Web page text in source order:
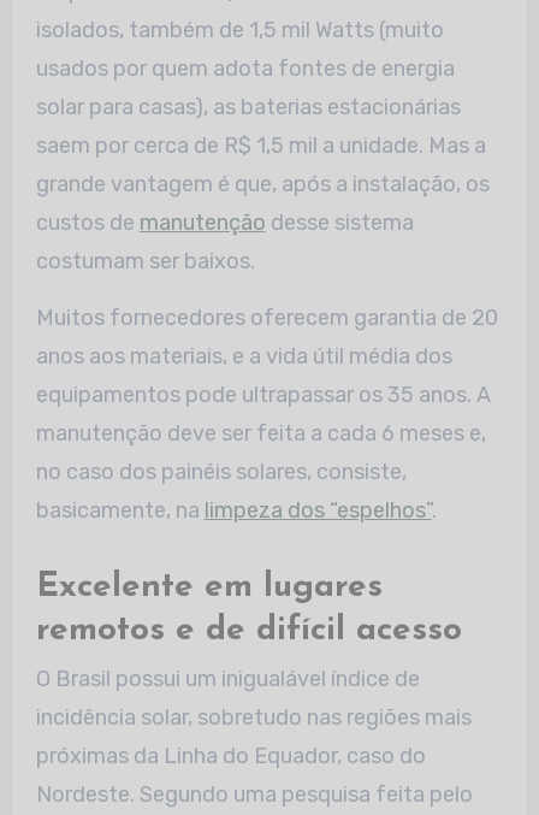
isolados, também de 1,5 mil Watts (muito
usados por quem adota fontes de energia
solar para casas), as baterias estacionárias
saem por cerca de R$ 1,5 mil a unidade. Mas a
grande vantagem é que, após a instalação, os
custos de manutenção desse sistema
costumam ser baixos.
Muitos fornecedores oferecem garantia de 20
anos aos materiais, e a vida útil média dos
equipamentos pode ultrapassar os 35 anos. A
manutenção deve ser feita a cada 6 meses e,
no caso dos painéis solares, consiste,
basicamente, na limpeza dos “espelhos”.
Excelente em lugares
remotos e de difícil acesso
O Brasil possui um inigualável índice de
incidência solar, sobretudo nas regiões mais
próximas da Linha do Equador, caso do
Nordeste. Segundo uma pesquisa feita pelo